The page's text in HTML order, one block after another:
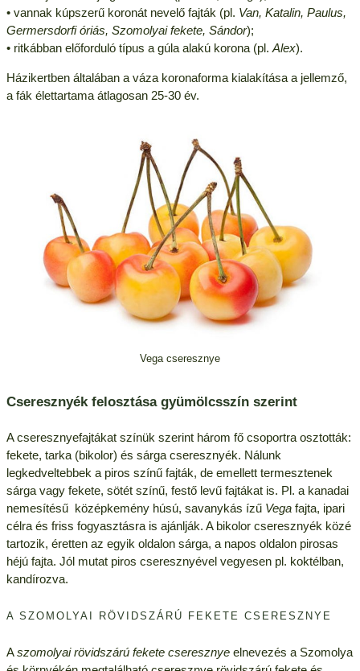
• vannak kúpszerű koronát nevelő fajták (pl. Van, Katalin, Paulus,
Germersdorfi óriás, Szomolyai fekete, Sándor);
• ritkábban előforduló típus a gúla alakú korona (pl.Alex).
Házikertben általában a váza koronaforma kialakítása a jellemző,
a fák élettartama átlagosan 25-30 év.
Vega cseresznye
Cseresznyék felosztása gyümölcsszín szerint
A cseresznyefajtákat színük szerint három fő csoportra osztották:
fekete, tarka (bikolor) és sárga cseresznyék. Nálunk
legkedveltebbek a piros színű fajták, de emellett termesztenek
sárga vagy fekete, sötét színű, festő levű fajtákat is. Pl. a kanadai
nemesítésű középkemény húsú, savanykás ízű Vegafajta, ipari
célra és friss fogyasztásra is ajánlják. A bikolor cseresznyék közé
tartozik, éretten az egyik oldalon sárga, a napos oldalon pirosas
héjú fajta. Jól mutat piros cseresznyével vegyesen pl. koktélban,
kandírozva.
A SZOMOLYAI RÖVIDSZÁRÚ FEKETE CSERESZNYE
Aszomolyai rövidszárú fekete cseresznyeelnevezés a Szomolya